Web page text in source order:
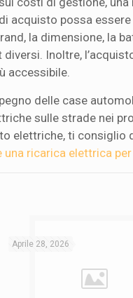
acquisto possa
la dimensione, la
Inoltre,
accessibile.
delle case
sulle strade nei
elettriche, ti consiglio
ricarica elettrica
Aprile 28, 2026